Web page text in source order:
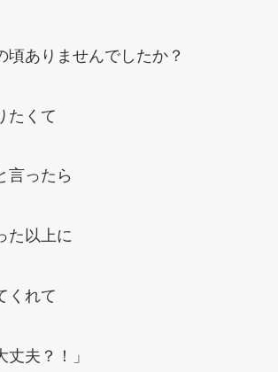
頃ありませんでしたか？
たくて
言ったら
た以上に
くれて
丈夫？！」